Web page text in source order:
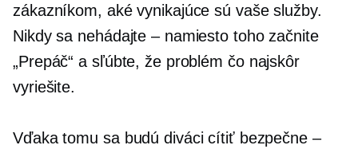
zákazníkom, aké vynikajúce sú vaše služby.
Nikdy sa nehádajte – namiesto toho začnite
„Prepáč“ a sľúbte, že problém čo najskôr
vyriešite.
Vďaka tomu sa budú diváci cítiť bezpečne –